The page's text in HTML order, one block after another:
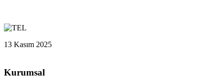
13 Kasım 2025
Kurumsal